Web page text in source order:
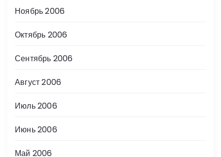
Ноябрь 2006
Октябрь 2006
Сентябрь 2006
Август 2006
Июль 2006
Июнь 2006
Май 2006